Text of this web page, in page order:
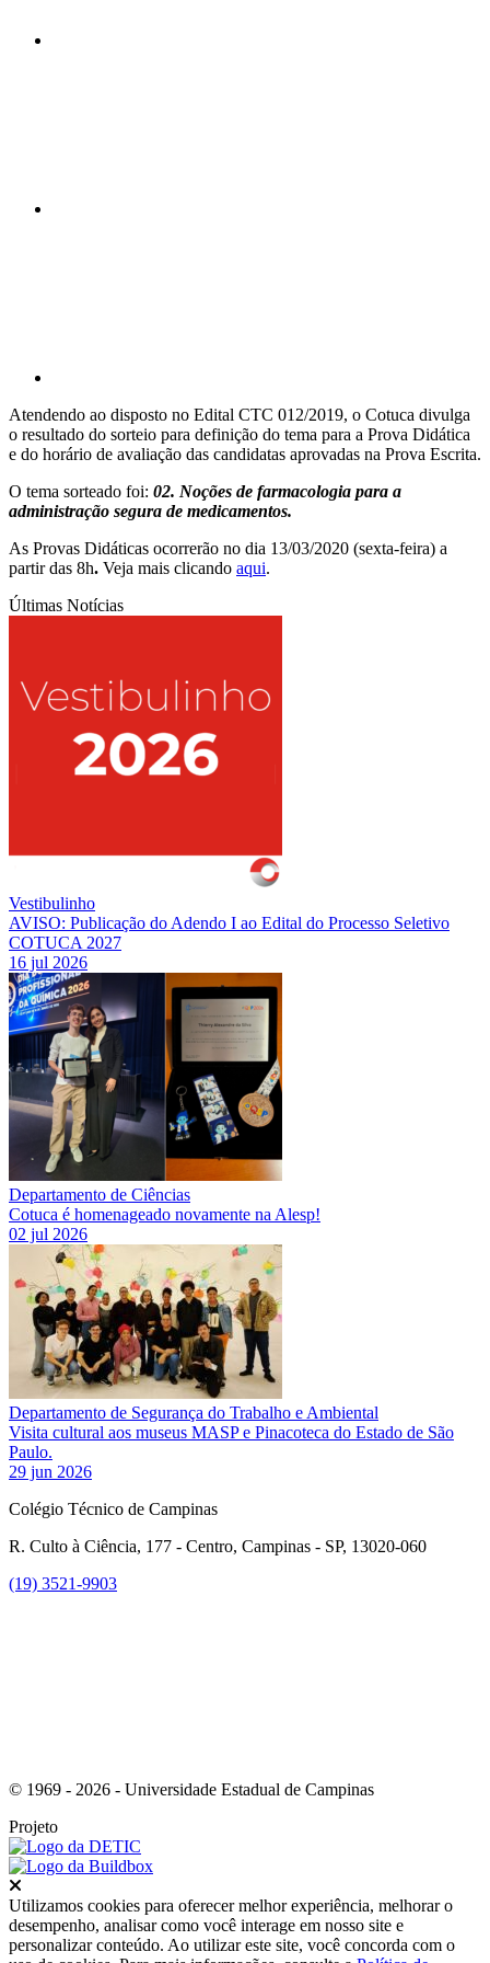
Atendendo ao disposto no Edital CTC 012/2019, o Cotuca divulga
o resultado do sorteio para definição do tema para a Prova Didática
e do horário de avaliação das candidatas aprovadas na Prova Escrita.
O tema sorteado foi: 02. Noções de farmacologia para a
administração segura de medicamentos.
As Provas Didáticas ocorrerão no dia 13/03/2020 (sexta-feira) a
partir das 8h. Veja mais clicando aqui.
Últimas Notícias
Vestibulinho
AVISO: Publicação do Adendo I ao Edital do Processo Seletivo
COTUCA 2027
16 jul 2026
Departamento de Ciências
Cotuca é homenageado novamente na Alesp!
02 jul 2026
Departamento de Segurança do Trabalho e Ambiental
Visita cultural aos museus MASP e Pinacoteca do Estado de São
Paulo.
29 jun 2026
Colégio Técnico de Campinas
R. Culto à Ciência, 177 - Centro, Campinas - SP, 13020-060
(19) 3521-9903
© 1969 - 2026 - Universidade Estadual de Campinas
Projeto
Utilizamos cookies para oferecer melhor experiência, melhorar o
desempenho, analisar como você interage em nosso site e
personalizar conteúdo. Ao utilizar este site, você concorda com o